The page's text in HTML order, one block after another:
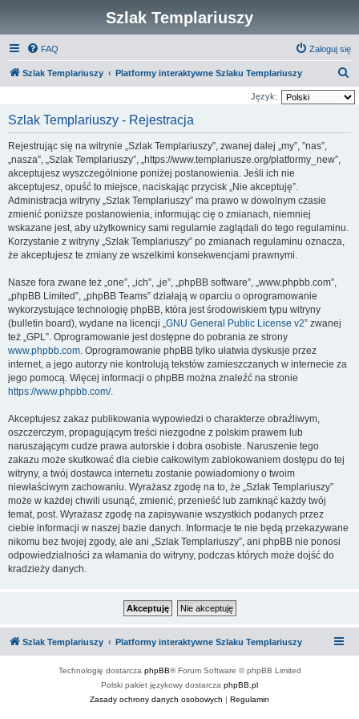
Szlak Templariuszy
FAQ Zaloguj się
Szlak Templariuszy Platformy interaktywne Szlaku Templariuszy
z
Język:
Szlak Templariuszy - Rejestracja
Rejestrując się na witrynie „Szlak Templariuszy”, zwanej dalej „my”, ”nas”,
„nasza”, „Szlak Templariuszy”, „https://www.templariusze.org/platformy_new”,
akceptujesz wyszczególnione poniżej postanowienia. Jeśli ich nie
akceptujesz, opuść to miejsce, naciskając przycisk „Nie akceptuję”.
Administracja witryny „Szlak Templariuszy” ma prawo w dowolnym czasie
zmienić poniższe postanowienia, informując cię o zmianach, niemniej
wskazane jest, aby użytkownicy sami regularnie zaglądali do tego regulaminu.
Korzystanie z witryny „Szlak Templariuszy” po zmianach regulaminu oznacza,
że akceptujesz te zmiany ze wszelkimi konsekwencjami prawnymi.
Nasze fora zwane też „one”, „ich”, „je”, „phpBB software”, „www.phpbb.com”,
„phpBB Limited”, „phpBB Teams” działają w oparciu o oprogramowanie
wykorzystujące technologię phpBB, która jest środowiskiem typu witryny
(bulletin board), wydane na licencji „GNU General Public License v2” zwanej
też „GPL”. Oprogramowanie jest dostępne do pobrania ze strony
www.phpbb.com. Oprogramowanie phpBB tylko ułatwia dyskusje przez
internet, a jego autorzy nie kontrolują tekstów zamieszczanych w internecie za
jego pomocą. Więcej informacji o phpBB można znaleźć na stronie
https://www.phpbb.com/.
Akceptujesz zakaz publikowania wypowiedzi o charakterze obraźliwym,
oszczerczym, propagującym treści niezgodne z polskim prawem lub
naruszającym cudze prawa autorskie i dobra osobiste. Naruszenie tego
zakazu może skutkować dla ciebie całkowitym zablokowaniem dostępu do tej
witryny, a twój dostawca internetu zostanie powiadomiony o twoim
niewłaściwym zachowaniu. Wyrażasz zgodę na to, że „Szlak Templariuszy”
może w każdej chwili usunąć, zmienić, przenieść lub zamknąć każdy twój
temat, post. Wyrażasz zgodę na zapisywanie wszystkich podanych przez
ciebie informacji w naszej bazie danych. Informacje te nie będą przekazywane
nikomu bez twojej zgody, ale ani „Szlak Templariuszy”, ani phpBB nie ponosi
odpowiedzialności za włamania do witryny, podczas których może dojść do
kradzieży danych.
Szlak Templariuszy Platformy interaktywne Szlaku Templariuszy
Technologię dostarcza phpBB® Forum Software © phpBB Limited
Polski pakiet językowy dostarcza phpBB.pl
Zasady ochrony danych osobowych | Regulamin